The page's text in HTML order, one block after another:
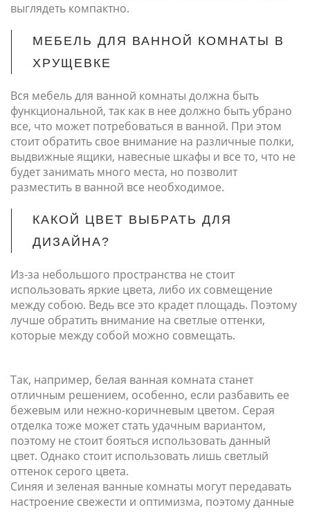
выглядеть компактно.
МЕБЕЛЬ ДЛЯ ВАННОЙ КОМНАТЫ В
ХРУЩЕВКЕ
Вся мебель для ванной комнаты должна быть
функциональной, так как в нее должно быть убрано
все, что может потребоваться в ванной. При этом
стоит обратить свое внимание на различные полки,
выдвижные ящики, навесные шкафы и все то, что не
будет занимать много места, но позволит
разместить в ванной все необходимое.
КАКОЙ ЦВЕТ ВЫБРАТЬ ДЛЯ
ДИЗАЙНА?
Из-за небольшого пространства не стоит
использовать яркие цвета, либо их совмещение
между собою. Ведь все это крадет площадь. Поэтому
лучше обратить внимание на светлые оттенки,
которые между собой можно совмещать.
Так, например, белая ванная комната станет
отличным решением, особенно, если разбавить ее
бежевым или нежно-коричневым цветом. Серая
отделка тоже может стать удачным вариантом,
поэтому не стоит бояться использовать данный
цвет. Однако стоит использовать лишь светлый
оттенок серого цвета.
Синяя и зеленая ванные комнаты могут передавать
настроение свежести и оптимизма, поэтому данные